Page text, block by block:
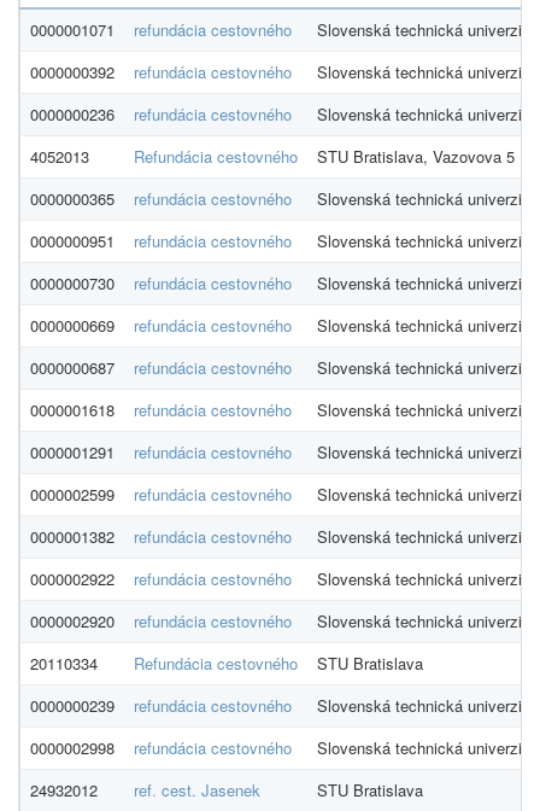
0000001071
refundácia cestovného
Slovenská technická univerzita
0000000392
refundácia cestovného
Slovenská technická univerzita
0000000236
refundácia cestovného
Slovenská technická univerzita
4052013
Refundácia cestovného
STU Bratislava, Vazovova 5
0000000365
refundácia cestovného
Slovenská technická univerzita
0000000951
refundácia cestovného
Slovenská technická univerzita
0000000730
refundácia cestovného
Slovenská technická univerzita
0000000669
refundácia cestovného
Slovenská technická univerzita
0000000687
refundácia cestovného
Slovenská technická univerzita
0000001618
refundácia cestovného
Slovenská technická univerzita
0000001291
refundácia cestovného
Slovenská technická univerzita
0000002599
refundácia cestovného
Slovenská technická univerzita
0000001382
refundácia cestovného
Slovenská technická univerzita
0000002922
refundácia cestovného
Slovenská technická univerzita
0000002920
refundácia cestovného
Slovenská technická univerzita
20110334
Refundácia cestovného
STU Bratislava
0000000239
refundácia cestovného
Slovenská technická univerzita
0000002998
refundácia cestovného
Slovenská technická univerzita
24932012
ref. cest. Jasenek STU Bratislava